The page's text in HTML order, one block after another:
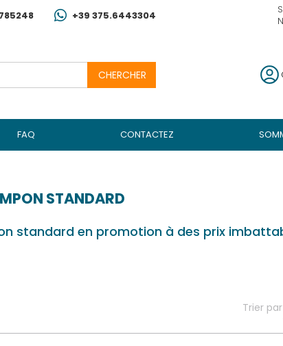
+39 375.6443304
CHERCHER
FAQ CONTACTEZ
STANDARD
standard en promotion à des prix
Trier par